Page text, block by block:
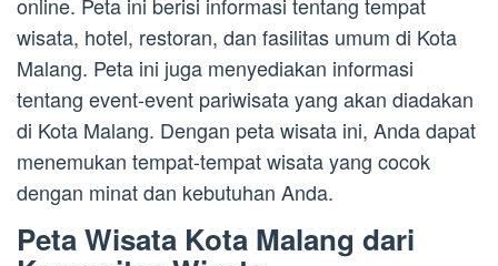
online. Peta ini berisi informasi tentang tempat
wisata, hotel, restoran, dan fasilitas umum di Kota
Malang. Peta ini juga menyediakan informasi
tentang event-event pariwisata yang akan diadakan
di Kota Malang. Dengan peta wisata ini, Anda dapat
menemukan tempat-tempat wisata yang cocok
dengan minat dan kebutuhan Anda.
Peta Wisata Kota Malang dari